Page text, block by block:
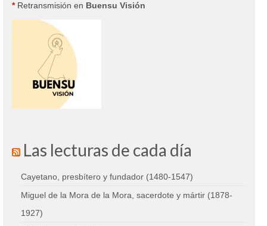
*Retransmisión en Buensu Visión
Las lecturas de cada día
Cayetano, presbítero y fundador (1480-1547)
Miguel de la Mora de la Mora, sacerdote y mártir (1878-
1927)